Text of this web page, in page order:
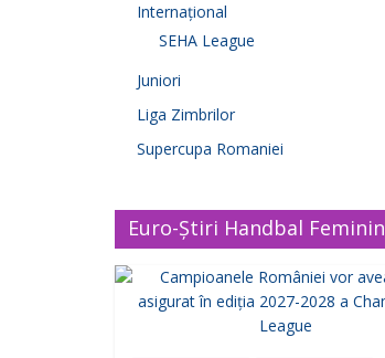
Internațional
SEHA League
Juniori
Liga Zimbrilor
Supercupa Romaniei
Euro-Știri Handbal Feminin